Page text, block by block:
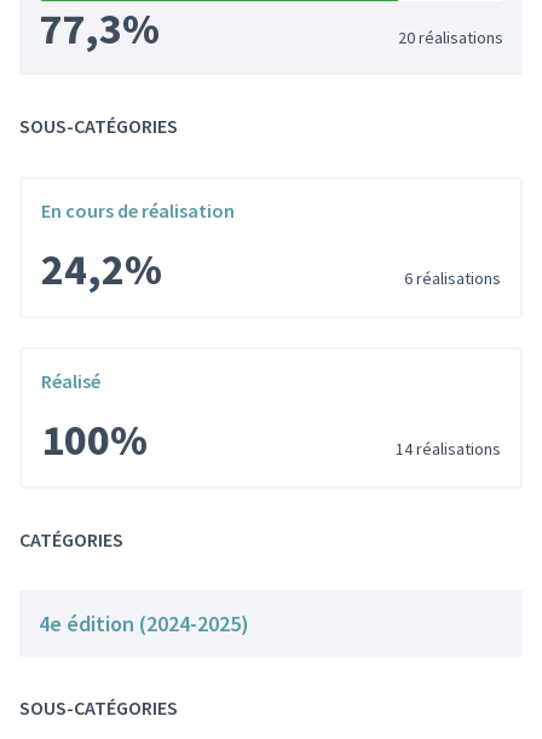
77,3% 20 réalisations
SOUS-CATÉGORIES
En cours de réalisation
24,2% 6 réalisations
Réalisé
100% 14 réalisations
CATÉGORIES
4e édition (2024-2025)
SOUS-CATÉGORIES